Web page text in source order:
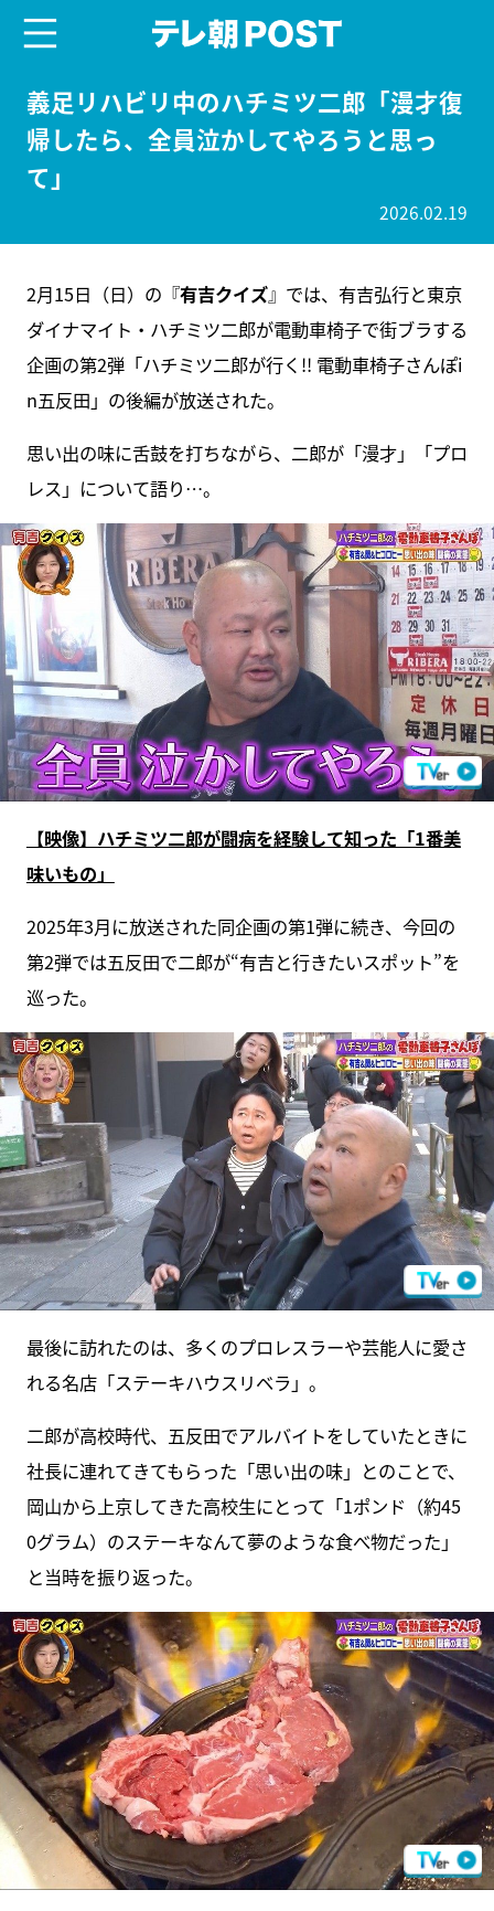
義足リハビリ中のハチミツ二郎「漫才復
帰したら、全員泣かしてやろうと思っ
て」
2026.02.19
2月15日（日）の『有吉クイズ』では、有吉弘行と東京
ダイナマイト・ハチミツ二郎が電動車椅子で街ブラする
企画の第2弾「ハチミツ二郎が行く!! 電動車椅子さんぽi
n五反田」の後編が放送された。
思い出の味に舌鼓を打ちながら、二郎が「漫才」「プロ
レス」について語り…。
【映像】ハチミツ二郎が闘病を経験して知った「1番美
味いもの」
2025年3月に放送された同企画の第1弾に続き、今回の
第2弾では五反田で二郎が“有吉と行きたいスポット”を
巡った。
最後に訪れたのは、多くのプロレスラーや芸能人に愛さ
れる名店「ステーキハウスリベラ」。
二郎が高校時代、五反田でアルバイトをしていたときに
社長に連れてきてもらった「思い出の味」とのことで、
岡山から上京してきた高校生にとって「1ポンド（約45
0グラム）のステーキなんて夢のような食べ物だった」
と当時を振り返った。